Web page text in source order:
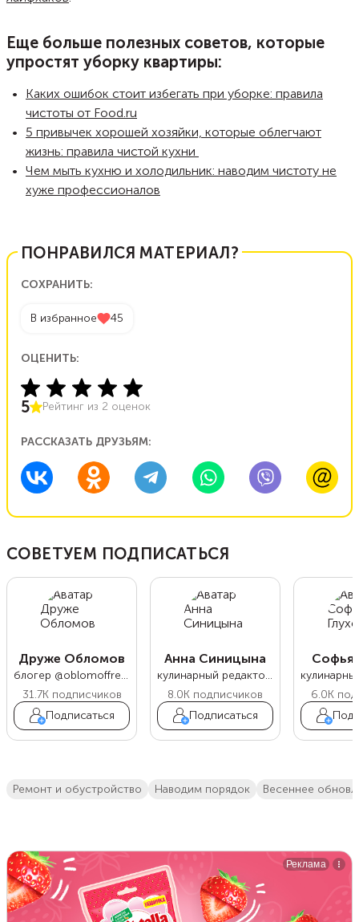
Еще больше полезных советов, которые
упростят уборку квартиры:
Каких ошибок стоит избегать при уборке: правила
чистоты от Food.ru
5 привычек хорошей хозяйки, которые облегчают
жизнь: правила чистой кухни
Чем мыть кухню и холодильник: наводим чистоту не
хуже профессионалов
ПОНРАВИЛСЯ МАТЕРИАЛ?
СОХРАНИТЬ:
В избранное 45
ОЦЕНИТЬ:
5 Рейтинг из 2 оценок
РАССКАЗАТЬ ДРУЗЬЯМ:
СОВЕТУЕМ ПОДПИСАТЬСЯ
Друже Обломов
блогер @oblomoffrecipe
31.7Kподписчиков
Подписаться
Анна Синицына
кулинарный редактор Food.ru
8.0K подписчиков
Подписаться
Софья
6.0K
ремонт и обустройство Наводим порядок Весеннее